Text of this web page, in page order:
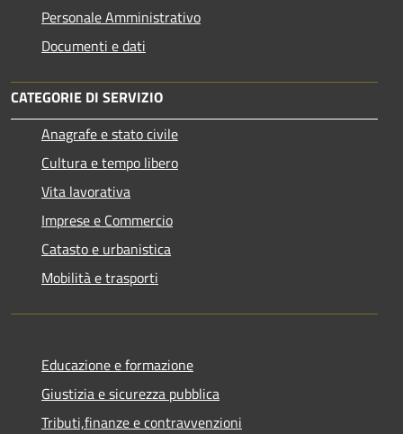
Personale Amministrativo
Documenti e dati
CATEGORIE DI SERVIZIO
Anagrafe e stato civile
Cultura e tempo libero
Vita lavorativa
Imprese e Commercio
Catasto e urbanistica
Mobilità e trasporti
Educazione e formazione
Giustizia e sicurezza pubblica
Tributi,finanze e contravvenzioni